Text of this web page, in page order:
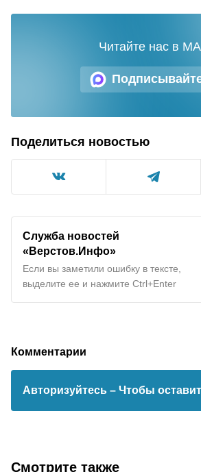
Читайте нас в
Поделиться новостью
Служба новостей
«Верстов.Инфо»
Если вы заметили ошибку в тексте,
выделите ее и нажмите Ctrl+Enter
Комментарии
Авторизуйтесь – Чтобы
Смотрите также